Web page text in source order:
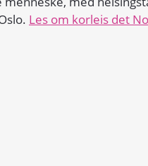
Les om korleis det